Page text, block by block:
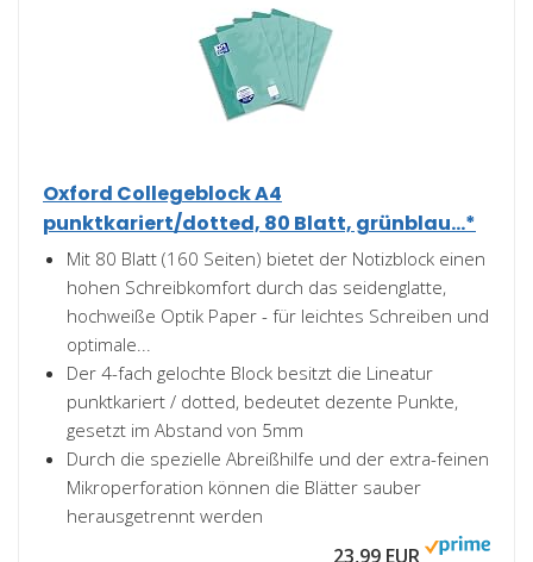
Oxford Collegeblock A4
punktkariert/dotted, 80 Blatt, grünblau...*
Mit 80 Blatt (160 Seiten) bietet der Notizblock einen
hohen Schreibkomfort durch das seidenglatte,
hochweiße Optik Paper - für leichtes Schreiben und
optimale...
Der 4-fach gelochte Block besitzt die Lineatur
punktkariert / dotted, bedeutet dezente Punkte,
gesetzt im Abstand von 5mm
Durch die spezielle Abreißhilfe und der extra-feinen
Mikroperforation können die Blätter sauber
herausgetrennt werden
23,99 EUR